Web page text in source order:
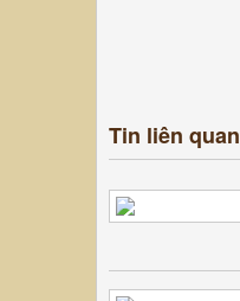
Tin liên quan